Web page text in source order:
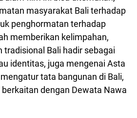
masyarakat Bali terhadap
penghormatan terhadap
memberikan kelimpahan,
tradisional Bali hadir sebagai
identitas, juga mengenai Asta
tata bangunan di Bali,
dengan Dewata Nawa